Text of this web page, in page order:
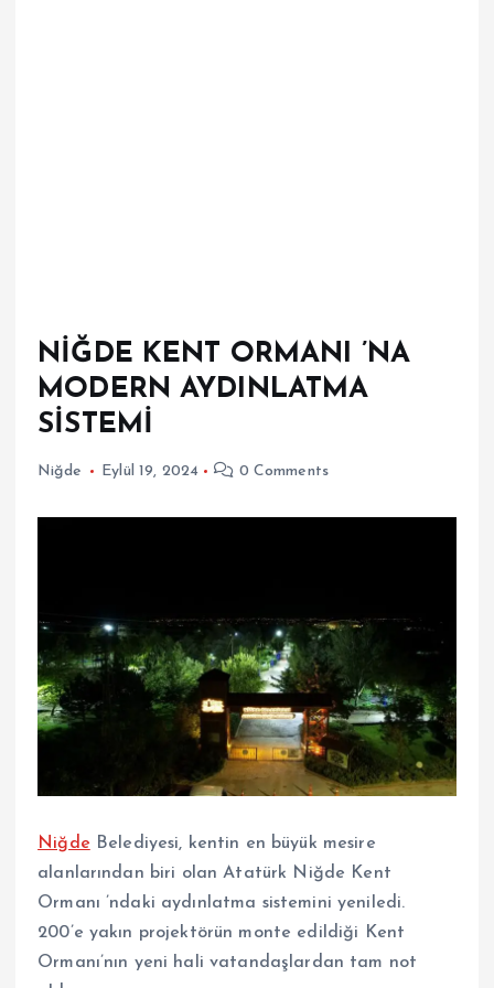
NİĞDE KENT ORMANI ’NA
MODERN AYDINLATMA
SİSTEMİ
Niğde Eylül 19, 2024 0 Comments
Niğde Belediyesi, kentin en büyük mesire
alanlarından biri olan Atatürk Niğde Kent
Ormanı ’ndaki aydınlatma sistemini yeniledi.
200’e yakın projektörün monte edildiği Kent
Ormanı’nın yeni hali vatandaşlardan tam not